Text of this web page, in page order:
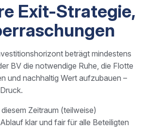
Exit-Strategie,
beträgt mindestens
BV die notwendige Ruhe, die Flotte
und nachhaltig Wert aufzubauen –
Zeitraum (teilweise)
klar und fair für alle Beteiligten